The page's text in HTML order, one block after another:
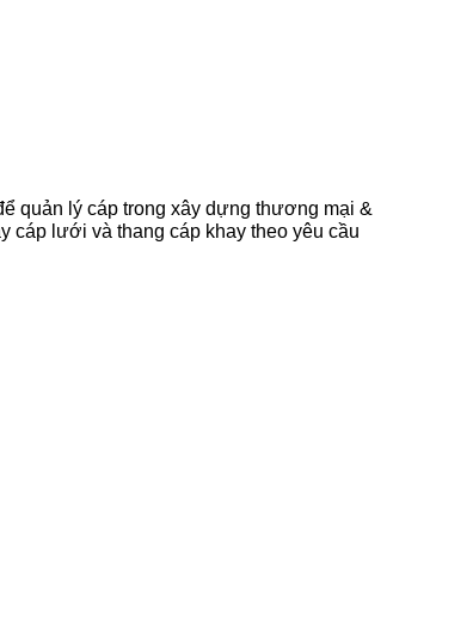
quản lý cáp trong xây dựng thương mại &
cáp lưới và thang cáp khay theo yêu cầu